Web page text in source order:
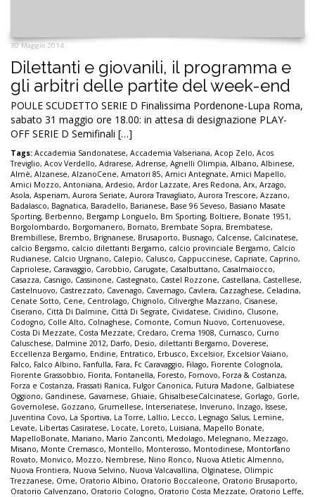
30 Maggio 2014
Dilettanti e giovanili, il programma e
gli arbitri delle partite del week-end
POULE SCUDETTO SERIE D Finalissima Pordenone-Lupa Roma,
sabato 31 maggio ore 18.00: in attesa di designazione PLAY-
OFF SERIE D Semifinali […]
Tags: Accademia Sandonatese, Accademia Valseriana, Acop Zelo, Acos
Treviglio, Acov Verdello, Adrarese, Adrense, Agnelli Olimpia, Albano, Albinese,
Almè, Alzanese, AlzanoCene, Amatori 85, Amici Antegnate, Amici Mapello,
Amici Mozzo, Antoniana, Ardesio, Ardor Lazzate, Ares Redona, Arx, Arzago,
Asola, Asperiam, Aurora Seriate, Aurora Travagliato, Aurora Trescore, Azzano,
Badalasco, Bagnatica, Baradello, Barianese, Base 96 Seveso, Basiano Masate
Sporting, Berbenno, Bergamp Longuelo, Bm Sporting, Boltiere, Bonate 1951,
Borgolombardo, Borgomanero, Bornato, Brembate Sopra, Brembatese,
Brembillese, Brembo, Brignanese, Brusaporto, Busnago, Calcense, Calcinatese,
calcio Bergamo, calcio dilettanti Bergamo, calcio provinciale Bergamo, Calcio
Rudianese, Calcio Urgnano, Calepio, Calusco, Cappuccinese, Capriate, Caprino,
Capriolese, Caravaggio, Carobbio, Carugate, Casalbuttano, Casalmaiocco,
Casazza, Casnigo, Cassinone, Castegnato, Castel Rozzone, Castellana, Castellese,
Castelnuovo, Castrezzato, Cavenago, Cavernago, Cavlera, Cazzaghese, Celadina,
Cenate Sotto, Cene, Centrolago, Chignolo, Ciliverghe Mazzano, Cisanese,
Ciserano, Città Di Dalmine, Città Di Segrate, Cividatese, Cividino, Clusone,
Codogno, Colle Alto, Colnaghese, Comonte, Comun Nuovo, Cortenuovese,
Costa Di Mezzate, Costa Mezzate, Credaro, Crema 1908, Curnasco, Curno
Caluschese, Dalmine 2012, Darfo, Desio, dilettanti Bergamo, Doverese,
Eccellenza Bergamo, Endine, Entratico, Erbusco, Excelsior, Excelsior Vaiano,
Falco, Falco Albino, Fanfulla, Fara, Fc Caravaggio, Filago, Fiorente Colognola,
Fiorente Grassobbio, Fiorita, Fontanella, Foresto, Fornovo, Forza & Costanza,
Forza e Costanza, Frassati Ranica, Fulgor Canonica, Futura Madone, Galbiatese
Oggiono, Gandinese, Gavarnese, Ghiaie, GhisalbeseCalcinatese, Gorlago, Gorle,
Governolese, Gozzano, Grumellese, Interseriatese, Inveruno, Inzago, Issese,
Juventina Covo, La Sportiva, La Torre, Lallio, Lecco, Legnago Salus, Lemine,
Levate, Libertas Casiratese, Locate, Loreto, Luisiana, Mapello Bonate,
MapelloBonate, Mariano, Mario Zanconti, Medolago, Melegnano, Mezzago,
Misano, Monte Cremasco, Montello, Monterosso, Montodinese, Montorfano
Rovato, Monvico, Mozzo, Nembrese, Nino Ronco, Nuova Atletic Almenno,
Nuova Frontiera, Nuova Selvino, Nuova Valcavallina, Olginatese, Olimpic
Trezzanese, Ome, Oratorio Albino, Oratorio Boccaleone, Oratorio Brusaporto,
Oratorio Calvenzano, Oratorio Cologno, Oratorio Costa Mezzate, Oratorio Leffe,